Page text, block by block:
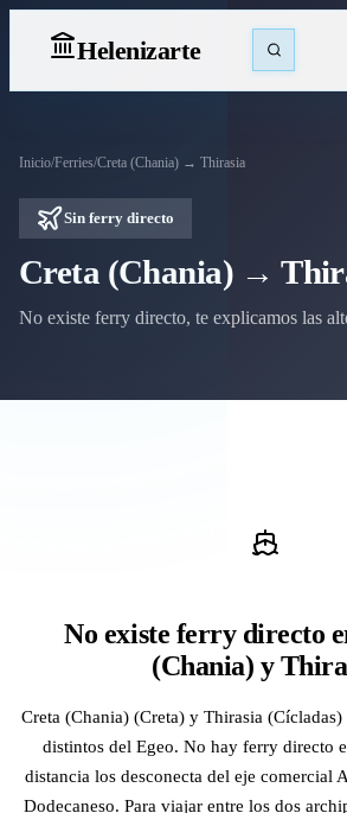
Helenizarte
Inicio/Ferries/Creta (Chania) → Thirasia
Sin ferry directo
Creta (Chania) →
No existe ferry directo, te explicamos las
No existe ferry directo
(Chania) y
Creta (Chania) (Creta) y Thirasia
distintos del Egeo. No hay ferry directo
distancia los desconecta del eje comercial
Dodecaneso. Para viajar entre los dos